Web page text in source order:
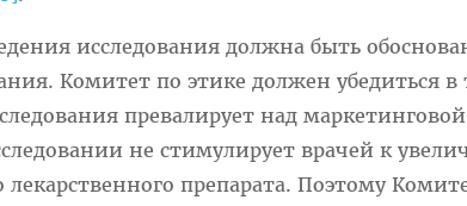
исследования должна быть
Комитет по этике должен убедиться в
превалирует над маркетинговой
не стимулирует врачей к
препарата. Поэтому